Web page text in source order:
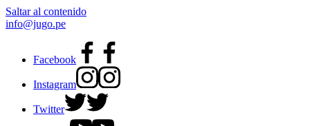
Saltar al contenido
info@jugo.pe
Facebook
Instagram
Twitter